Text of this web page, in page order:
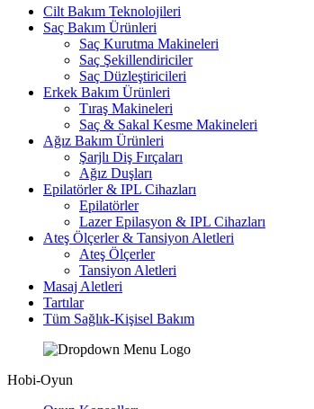
Cilt Bakım Teknolojileri
Saç Bakım Ürünleri
Saç Kurutma Makineleri
Saç Şekillendiriciler
Saç Düzleştiricileri
Erkek Bakım Ürünleri
Tıraş Makineleri
Saç & Sakal Kesme Makineleri
Ağız Bakım Ürünleri
Şarjlı Diş Fırçaları
Ağız Duşları
Epilatörler & IPL Cihazları
Epilatörler
Lazer Epilasyon & IPL Cihazları
Ateş Ölçerler & Tansiyon Aletleri
Ateş Ölçerler
Tansiyon Aletleri
Masaj Aletleri
Tartılar
Tüm Sağlık-Kişisel Bakım
Hobi-Oyun